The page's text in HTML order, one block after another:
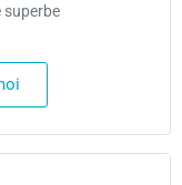
superbe